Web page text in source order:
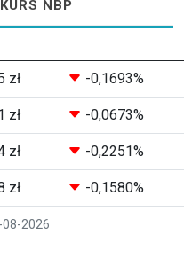
NBP
08-2026
zł -0,1693%
zł -0,0673%
zł -0,2251%
zł -0,1580%